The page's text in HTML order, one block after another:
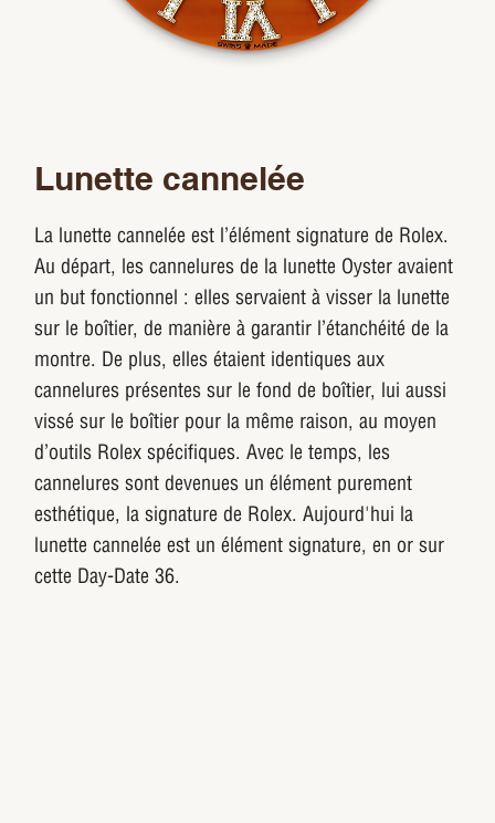
Lunette cannelée
La lunette cannelée est l’élément signature de Rolex.
Au départ, les cannelures de la lunette Oyster avaient
un but fonctionnel : elles servaient à visser la lunette
sur le boîtier, de manière à garantir l’étanchéité de la
montre. De plus, elles étaient identiques aux
cannelures présentes sur le fond de boîtier, lui aussi
vissé sur le boîtier pour la même raison, au moyen
d’outils Rolex spécifiques. Avec le temps, les
cannelures sont devenues un élément purement
esthétique, la signature de Rolex. Aujourd'hui la
lunette cannelée est un élément signature, en or sur
cette Day-Date 36.